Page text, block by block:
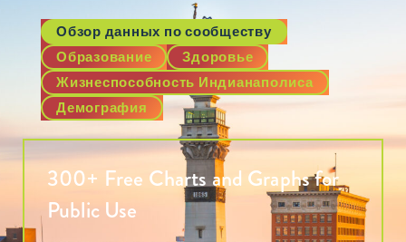
Обзор данных по сообществу
Образование
Здоровье
Жизнеспособность Индианаполиса
Демография
300+ Free Charts and Graphs for
Public Use